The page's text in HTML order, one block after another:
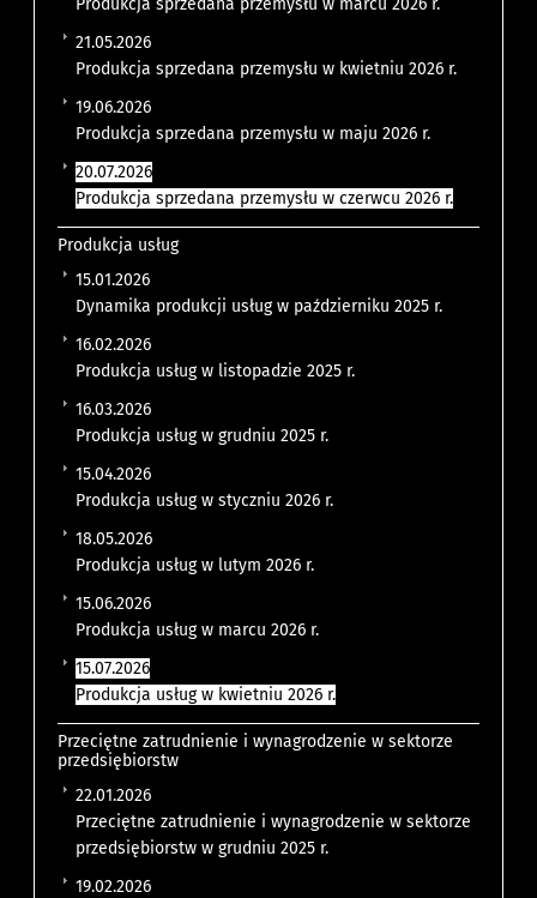
21.05.2026
Produkcja sprzedana przemysłu w kwietniu 2026 r.
19.06.2026
Produkcja sprzedana przemysłu w maju 2026 r.
20.07.2026
Produkcja sprzedana przemysłu w czerwcu 2026 r.
Produkcja usług
15.01.2026
Dynamika produkcji usług w październiku 2025 r.
16.02.2026
Produkcja usług w listopadzie 2025 r.
16.03.2026
Produkcja usług w grudniu 2025 r.
15.04.2026
Produkcja usług w styczniu 2026 r.
18.05.2026
Produkcja usług w lutym 2026 r.
15.06.2026
Produkcja usług w marcu 2026 r.
15.07.2026
Produkcja usług w kwietniu 2026 r.
Przeciętne zatrudnienie i wynagrodzenie w sektorze
przedsiębiorstw
22.01.2026
Przeciętne zatrudnienie i wynagrodzenie w sektorze
przedsiębiorstw w grudniu 2025 r.
19.02.2026